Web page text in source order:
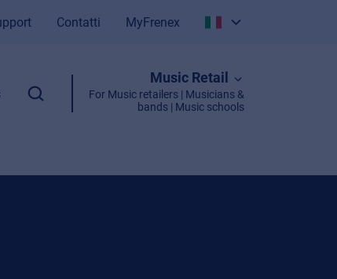
Contatti
MyFrenex
English
Music Retail
For Music retailers | Musicians &
bands | Music schools